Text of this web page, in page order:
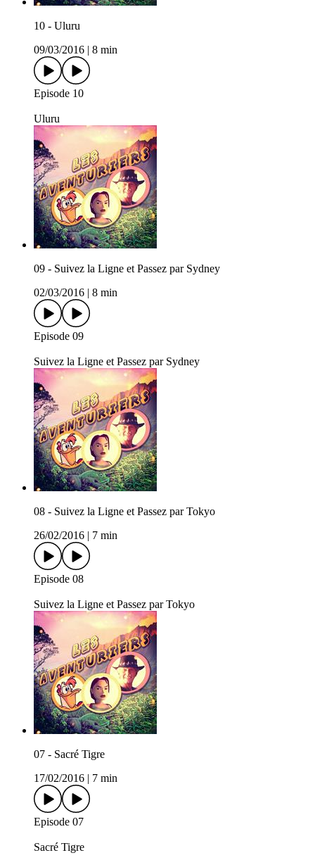
10 - Uluru
09/03/2016
8 min
Episode 10
Uluru
09 - Suivez la Ligne et Passez par Sydney
02/03/2016
8 min
Episode 09
Suivez la Ligne et Passez par Sydney
08 - Suivez la Ligne et Passez par Tokyo
26/02/2016
7 min
Episode 08
Suivez la Ligne et Passez par Tokyo
07 - Sacré Tigre
17/02/2016
7 min
Episode 07
Sacré Tigre